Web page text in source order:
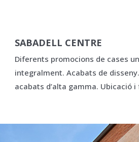
SABADELL CENTRE
Diferents promocions de cases
integralment. Acabats de
acabats d’alta gamma.